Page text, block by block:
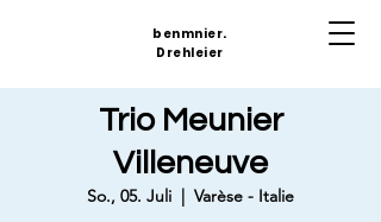
benmnier.
Drehleier
Trio Meunier
Villeneuve
So., 05. Juli
  |
Varèse - Italie